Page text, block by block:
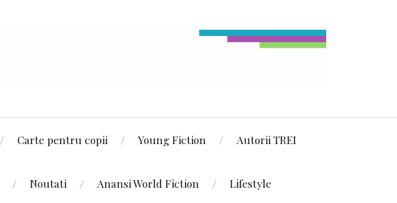
Carte pentru copii Young Fiction Autorii TREI
Noutati Anansi World Fiction Lifestyle